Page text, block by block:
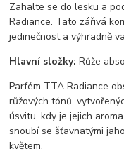
Zahalte se do lesku a
Radiance. Tato zářivá
jedinečnost a výhradně
Hlavní složky: Růže
Parfém TTA Radiance
růžových tónů,
úsvitu, kdy je jejich
snoubí se šťavnatými
květem.